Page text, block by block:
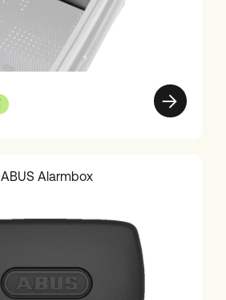
ABUS Alarmbox